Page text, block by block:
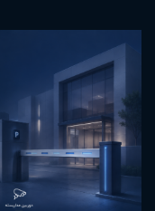
همیار امنیت